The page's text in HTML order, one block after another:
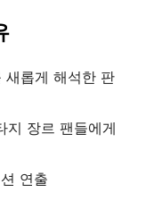
새롭게 해석한 판
지 장르 팬들에게
연출